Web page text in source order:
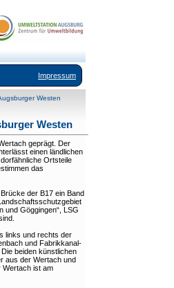
Impressum
Westen
Westen
geprägt. Der
einen ländlichen
Ortsteile
das
der B17 ein Band
und Göggingen“, LSG
links und rechts der
und Fabrikkanal-
beiden künstlichen
aus der Wertach und
Wertach ist am